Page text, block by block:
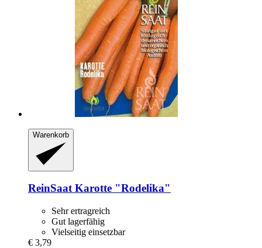
Warenkorb
ReinSaatKarotte "Rodelika"
Sehr ertragreich
Gut lagerfähig
Vielseitig einsetzbar
€ 3,79